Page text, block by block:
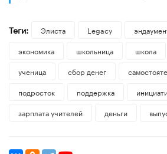
Теги: Элиста Legacy
экономика
школьница школа
ученица
сбор денег
подросток
поддержка
зарплата учителей
деньги